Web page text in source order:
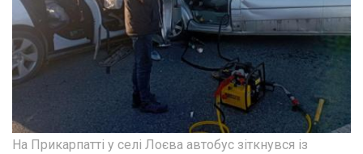
На Прикарпатті у селі Лоєва автобус зіткнувся із